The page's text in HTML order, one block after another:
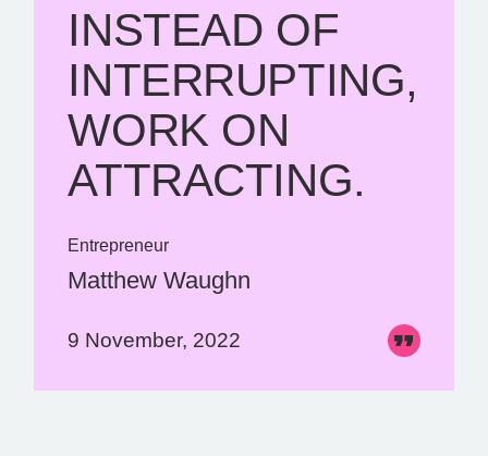
INSTEAD OF
INTERRUPTING,
WORK ON
ATTRACTING.
Entrepreneur
Matthew Waughn
9 November, 2022